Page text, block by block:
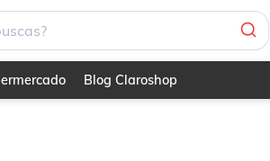
Blog Claroshop